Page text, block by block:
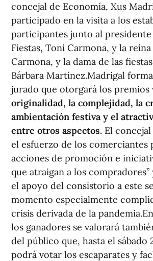
concejal de Economía, Xus
participado en la visita a los
participantes junto al presidente
Fiestas, Toni Carmona, y la
Carmona, y la dama de las
Bárbara Martínez.Madrigal
jurado que otorgará los premios
originalidad, la complejidad, la
ambientación festiva y el
entre otros aspectos. El
el esfuerzo de los comerciantes
acciones de promoción e
que atraigan a los
el apoyo del consistorio a este
momento especialmente
crisis derivada de la
los ganadores se valorará
del público que, hasta el sábado
podrá votar los escaparates y